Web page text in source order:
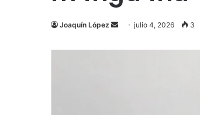
Joaquín López
Send
email
julio 4, 2026 3